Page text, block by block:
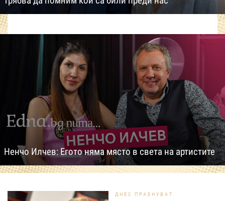
Ненчо Илчев: Егото няма място в света на артистите
ДНЕС ПРАЗНУВАТ